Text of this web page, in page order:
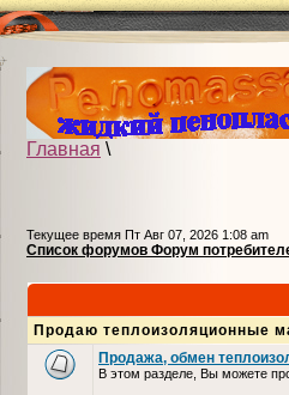
Главная \
Текущее время Пт Авг 07, 2026 1:08 am
Список форумов Форум
Продаю теплоизоляционные
Продажа, обмен
В этом разделе, Вы можете